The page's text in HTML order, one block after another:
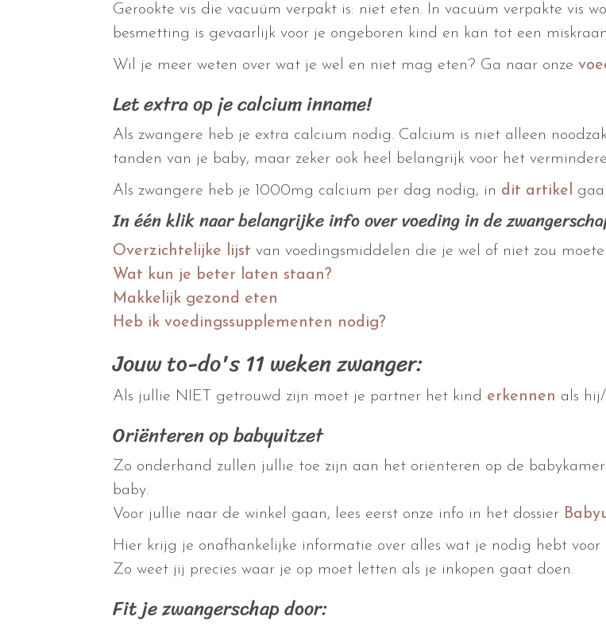
Gerookte vis die vacuüm verpakt is: niet eten. In vacuüm verpakte vis
besmetting is gevaarlijk voor je ongeboren kind en kan tot een
Wil je meer weten over wat je wel en niet mag eten? Ga naar onze
Let extra op je calcium inname!
Als zwangere heb je extra calcium nodig. Calcium is niet alleen
tanden van je baby, maar zeker ook heel belangrijk voor het
Als zwangere heb je 1000mg calcium per dag nodig, in dit artikel
In één klik naar belangrijke info over voeding in de
Overzichtelijke lijst van voedingsmiddelen die je wel of niet zou
Wat kun je beter laten staan?
Makkelijk gezond eten
Heb ik voedingssupplementen nodig?
Jouw to-do's 11 weken zwanger:
Als jullie NIET getrouwd zijn moet je partner het kind erkennen als
Oriënteren op babyuitzet
Zo onderhand zullen jullie toe zijn aan het oriënteren op de
baby.
Voor jullie naar de winkel gaan, lees eerst onze info in het dossier
Hier krijg je onafhankelijke informatie over alles wat je nodig hebt voor
Zo weet jij precies waar je op moet letten als je inkopen gaat doen.
Fit je zwangerschap door: